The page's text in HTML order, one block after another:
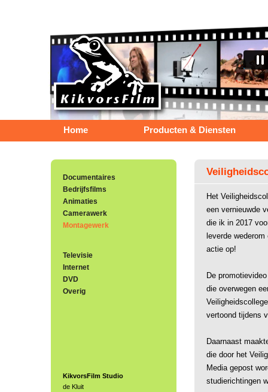
Home Producten & Diensten
Documentaires
Bedrijfsfilms
Animaties
Camerawerk
Montagewerk
Televisie
Internet
DVD
Overig
KikvorsFilm Studio
de Kluit
Het
een vernieuwde
die ik in 2017
leverde
actie op!
De
die overwegen
vertoond tijdens
Daarnaast
die door het
Media gepost
studierichtingen